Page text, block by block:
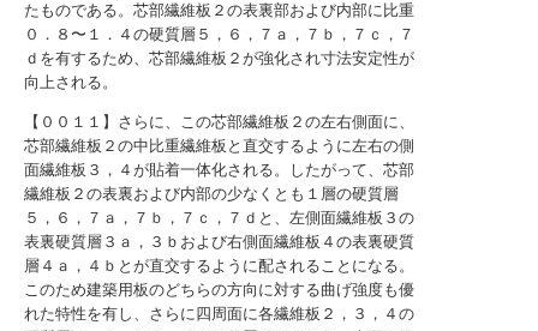
たものである。芯部繊維板２の表裏部および内部に比重
０．８〜１．４の硬質層５，６，７ａ，７ｂ，７ｃ，７
ｄを有するため、芯部繊維板２が強化され寸法安定性が
向上される。
【００１１】さらに、この芯部繊維板２の左右側面に、
芯部繊維板２の中比重繊維板と直交するように左右の側
面繊維板３，４が貼着一体化される。したがって、芯部
繊維板２の表裏および内部の少なくとも１層の硬質層
５，６，７ａ，７ｂ，７ｃ，７ｄと、左側面繊維板３の
表裏硬質層３ａ，３ｂおよび右側面繊維板４の表裏硬質
層４ａ，４ｂとが直交するように配されることになる。
このため建築用板のどちらの方向に対する曲げ強度も優
れた特性を有し、さらに四周面に各繊維板２，３，４の